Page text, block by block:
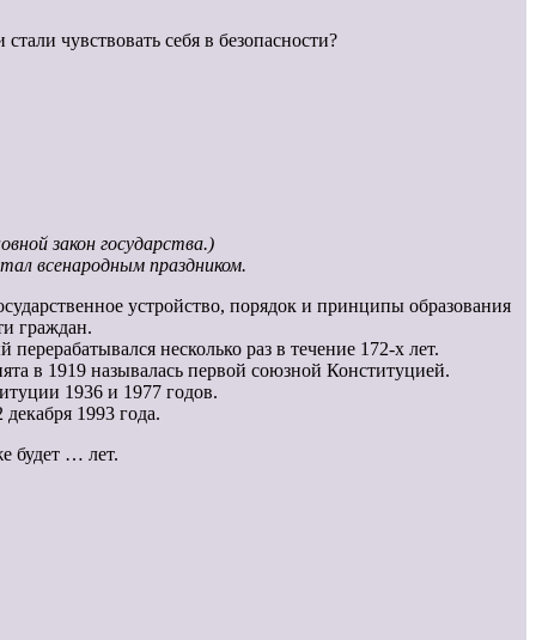
чувствовать себя в безопасности?
закон государства.)
всенародным праздником.
устройство, порядок и принципы образования
граждан.
несколько раз в течение 172-х лет.
в 1919 называлась первой союзной Конституцией.
1936 и 1977 годов.
1993 года.
будет … лет.